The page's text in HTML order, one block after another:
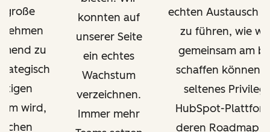
große
zu
wird,
konnten auf
unserer Seite
ein echtes
Wachstum
verzeichnen.
Immer mehr
echten Austausch
zu führen, wie
gemeinsam am
schaffen können,
seltenes
HubSpot-
deren Roadmap